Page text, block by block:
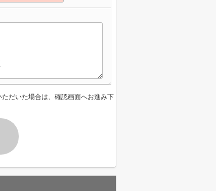
だいた場合は、確認画面へお進み下